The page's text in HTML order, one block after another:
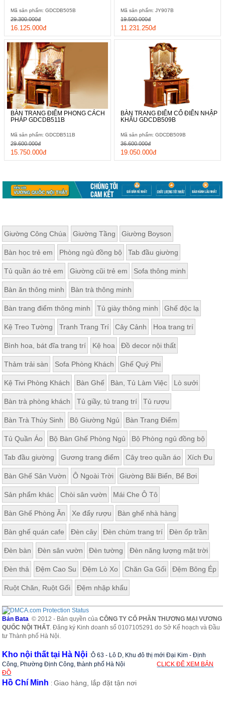
Mã sản phẩm: GDCDB505B
16.125.000đ
29.300.000đ
Mã sản phẩm: JY907B
11.231.250đ
19.500.000đ
BÀN TRANG ĐIỂM PHONG CÁCH
PHÁP GDCDB511B
Mã sản phẩm: GDCDB511B
15.750.000đ
29.600.000đ
BÀN TRANG ĐIỂM CỔ ĐIỂN NHẬP
KHẨU GDCDB509B
Mã sản phẩm: GDCDB509B
19.050.000đ
36.600.000đ
Giường Công Chúa Giường Tầng Giường Boyson
Bàn học trẻ em Phòng ngủ đồng bộ Tab đầu giường
Tủ quần áo trẻ em Giường cũi trẻ em Sofa thông minh
Bàn ăn thông minh Bàn trà thông minh
Bàn trang điểm thông minh Tủ giày thông minh Ghế độc lạ
Kệ Treo Tường Tranh Trang Trí Cây Cảnh Hoa trang trí
Bình hoa, bát đĩa trang trí Kệ hoa Đồ decor nội thất
Thảm trải sàn Sofa Phòng Khách Ghế Quý Phi
Kệ Tivi Phòng Khách Bàn Ghế Bàn, Tủ Làm Việc Lò sưởi
Bàn trà phòng khách Tủ giầy, tủ trang trí Tủ rượu
Bàn Trà Thủy Sinh Bộ Giường Ngủ Bàn Trang Điểm
Tủ Quần Áo Bộ Bàn Ghế Phòng Ngủ Bộ Phòng ngủ đồng bộ
Tab đầu giường Gương trang điểm Cây treo quần áo Xích Đu
Bàn Ghế Sân Vườn Ô Ngoài Trời Giường Bãi Biển, Bể Bơi
Sản phẩm khác Chòi sân vườn Mái Che Ô Tô
Bàn Ghế Phòng Ăn Xe đẩy rượu Bàn ghế nhà hàng
Bàn ghế quán cafe Đèn cây Đèn chùm trang trí Đèn ốp trần
Đèn bàn Đèn sân vườn Đèn tường Đèn năng lượng mặt trời
Đèn thả Đệm Cao Su Đệm Lò Xo Chăn Ga Gối Đệm Bông Ép
Ruột Chăn, Ruột Gối Đệm nhập khẩu
Bản Bata © 2012 - Bản quyền củaCÔNG TY CỔ PHẦN THƯƠNG MẠI VƯƠNG
QUỐC NỘI THẤT. Đăng ký Kinh doanh số 0107105291 do Sở Kế hoạch và Đầu
tư Thành phố Hà Nội.
Kho nội thất tại Hà Nội :Ô 63 - Lô D, Khu đô thị mới Đại Kim - Định
Công, Phường Định Công, thành phố Hà Nội
CLICK ĐỂ XEM BẢN
ĐỒ
Hồ Chí Minh :Giao hàng, lắp đặt tận nơi